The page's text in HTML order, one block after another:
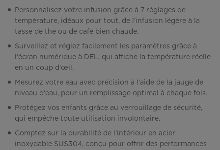
la
même
page.
Personnalisez votre infusion grâce à 7 réglages de
température, idéaux pour tout, de l'infusion légère à la
tasse de thé ou de café bien chaude.
Surveillez et réglez facilement les paramètres grâce à
l'écran numérique à DEL, qui affiche la température réelle
en un coup d'œil.
Mesurez votre eau avec précision à l'aide de la jauge de
niveau d'eau, pour un remplissage optimal à chaque fois.
Protégez vos enfants grâce au verrouillage de sécurité,
qui empêche toute utilisation involontaire.
Comptez sur la durabilité de l'intérieur en acier
inoxydable SUS304, conçu pour offrir des performances